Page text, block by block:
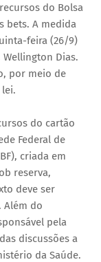
do Bolsa
bets. A medida
feira (26/9)
Dias.
por meio de
do cartão
Federal de
criada em
reserva,
deve ser
Além do
pela
discussões a
da Saúde.